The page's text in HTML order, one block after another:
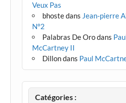
Veux Pas
bhostedans Jean-pierre
N°2
Palabras De Orodans
McCartney II
Dillondans Paul
Catégories :